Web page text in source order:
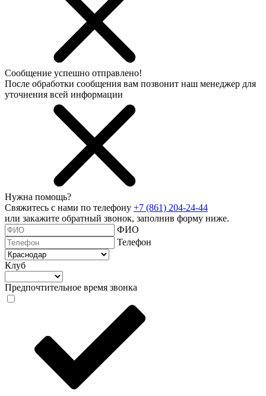
Сообщение успешно отправлено!
После обработки сообщения вам позвонит наш менеджер для
уточнения всей информации
Нужна помощь?
Свяжитесь с нами по телефону +7 (861) 204-24-44
или закажите обратный звонок, заполнив форму ниже.
ФИО
Телефон
Клуб
Предпочтительное время звонка